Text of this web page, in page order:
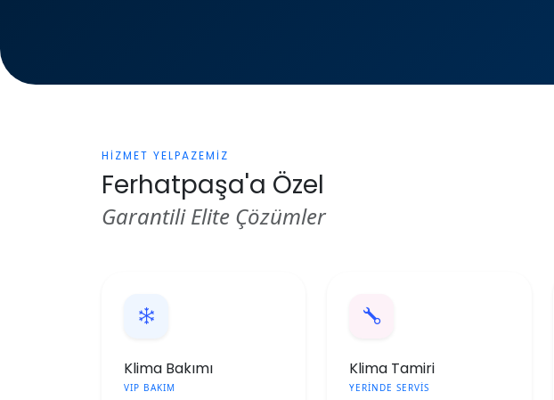
HİZMET YELPAZEMİZ
Ferhatpaşa'a Özel
Garantili Elite Çözümler
Klima Bakımı
VIP BAKIM
Klima Tamiri
YERİNDE SERVİS